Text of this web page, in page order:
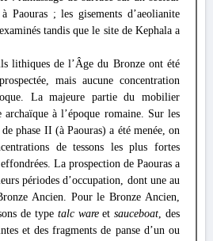
Paouras ; les gisements d’aeolianite
tandis que le site de Kephala a
lithiques de l’Âge du Bronze ont été
mais aucune concentration
La majeure partie du mobilier
archaïque à l’époque romaine. Sur les
phase II (à Paouras) a été menée, on
de tessons les plus fortes
La prospection de Paouras a
périodes d’occupation, dont une au
Ancien. Pour le Bronze Ancien,
de type talc wareetsauceboat, des
et des fragments de panse d’un ou